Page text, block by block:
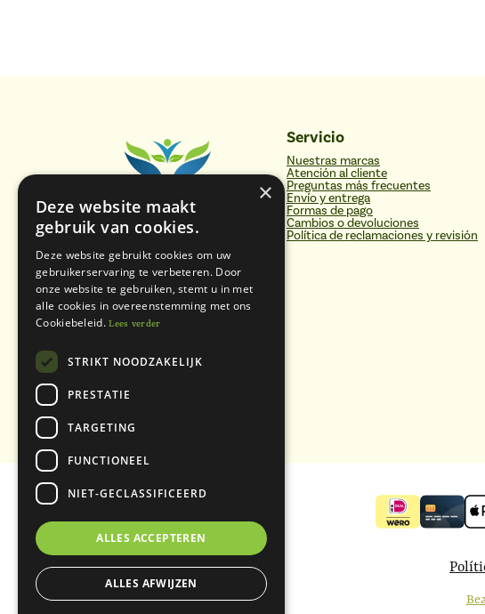
Pastoor Debijestraat 59
5963 AE Hegelsom
info@alternatievemiddelen.nl
Aplicación
085-0433200 (disponibilidad
limitada, se le devolverá la llamada)
IVA ID: NL864228557B01
NL89RABO0310983266
BIC: RABONL2U
Servicio
Nuestras marcas
Atención al cliente
Preguntas más frecuentes
Envío y entrega
Formas de pago
Cambios o devoluciones
Política de reclamaciones y revisión
×
Deze website maakt
gebruik van cookies.
Deze website gebruikt cookies om uw
gebruikerservaring te verbeteren. Door
onze website te gebruiken, stemt u in met
alle cookies in overeenstemming met ons
Cookiebeleid. Lees verder
STRIKT NOODZAKELIJK
PRESTATIE
TARGETING
FUNCTIONEEL
NIET-GECLASSIFICEERD
ALLES ACCEPTEREN
ALLES AFWIJZEN